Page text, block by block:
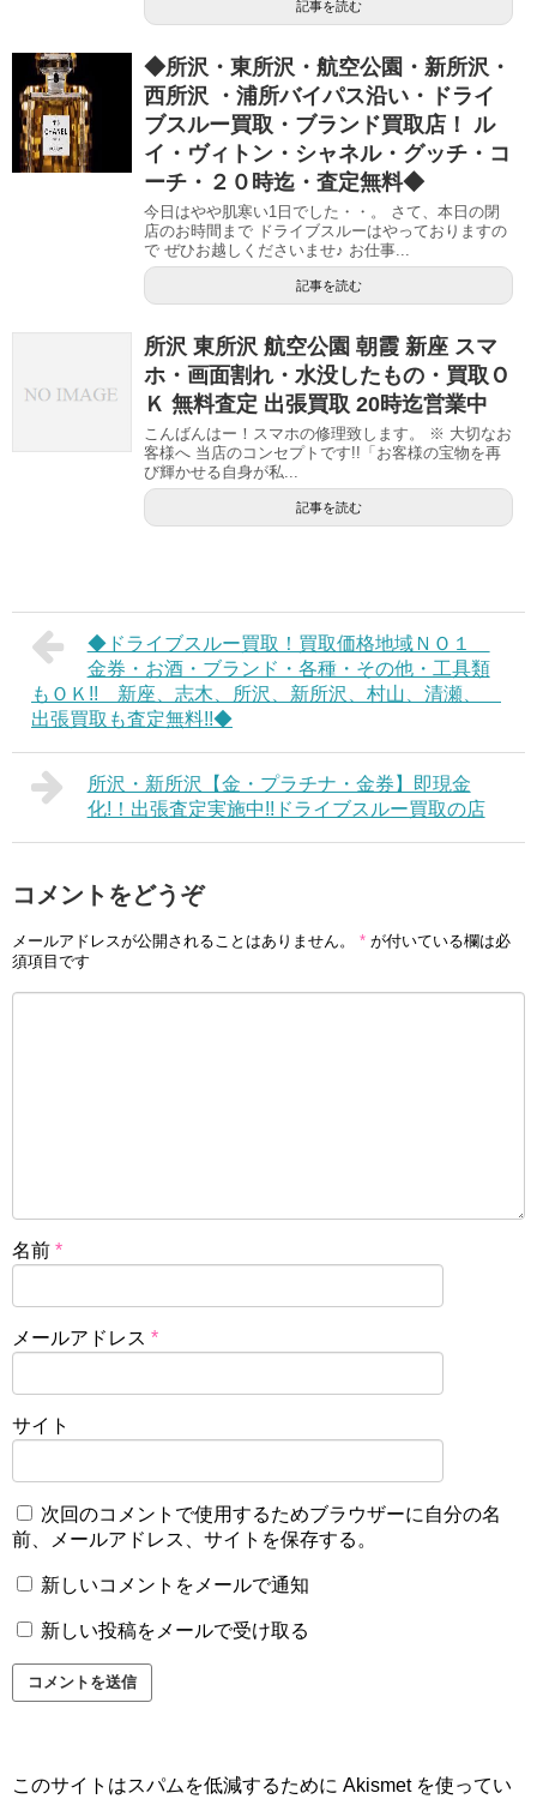
記事を読む
◆所沢・東所沢・航空公園・新所沢・
西所沢 ・浦所バイパス沿い・ドライ
ブスルー買取・ブランド買取店！ ル
イ・ヴィトン・シャネル・グッチ・コ
ーチ・２０時迄・査定無料◆
今日はやや肌寒い1日でした・・。 さて、本日の閉
店のお時間まで ドライブスルーはやっておりますの
で ぜひお越しくださいませ♪ お仕事...
記事を読む
所沢 東所沢 航空公園 朝霞 新座 スマ
ホ・画面割れ・水没したもの・買取Ｏ
Ｋ 無料査定 出張買取 20時迄営業中
こんばんはー！スマホの修理致します。 ※ 大切なお
客様へ 当店のコンセプトです!!「お客様の宝物を再
び輝かせる自身が私...
記事を読む
◆ドライブスルー買取！買取価格地域ＮＯ１
金券・お酒・ブランド・各種・その他・工具類
もＯＫ!! 新座、志木、所沢、新所沢、村山、清瀬、
出張買取も査定無料!!◆
所沢・新所沢【金・プラチナ・金券】即現金
化!！出張査定実施中!!ドライブスルー買取の店
コメントをどうぞ
メールアドレスが公開されることはありません。 * が付いている欄は必
須項目です
名前 *
メールアドレス *
サイト
次回のコメントで使用するためブラウザーに自分の名
前、メールアドレス、サイトを保存する。
新しいコメントをメールで通知
新しい投稿をメールで受け取る
このサイトはスパムを低減するために Akismet を使ってい